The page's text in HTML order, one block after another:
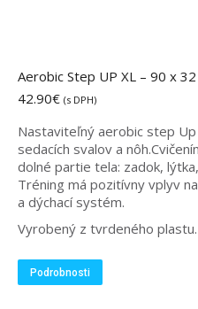
Aerobic Step UP XL – 90 x
42.90€ (s DPH)
Nastaviteľný aerobic step Up
sedacích svalov a
dolné partie tela: zadok,
Tréning má pozitívny vplyv
a dýchací systém.
Vyrobený z tvrdeného plastu.
Podrobnosti